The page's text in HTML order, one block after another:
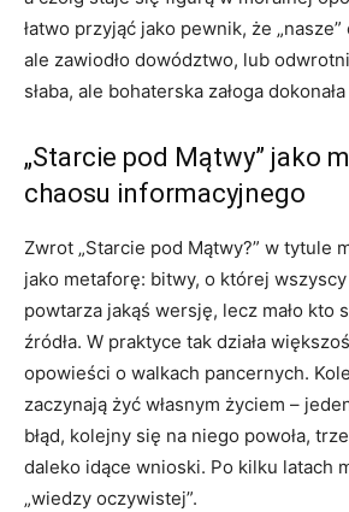
łatwo przyjąć jako pewnik, że „nasze”
ale zawiodło dowództwo, lub
słaba, ale bohaterska załoga
„Starcie pod Mątwy” jako
chaosu informacyjnego
Zwrot „Starcie pod Mątwy?” w tytule
jako metaforę: bitwy, o której
powtarza jakąś wersję, lecz mało kto
źródła. W praktyce tak działa
opowieści o walkach pancernych.
zaczynają żyć własnym życiem –
błąd, kolejny się na niego powoła,
daleko idące wnioski. Po kilku latach
„wiedzy oczywistej”.